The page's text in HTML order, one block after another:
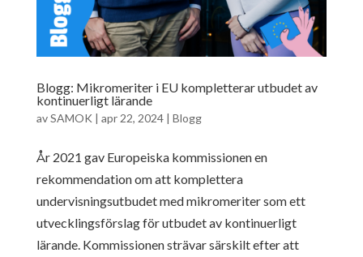
Blogg: Mikromeriter i EU kompletterar utbudet av
kontinuerligt lärande
avSAMOK | apr 22, 2024| Blogg
År 2021 gav Europeiska kommissionen en
rekommendation om att komplettera
undervisningsutbudet med mikromeriter som ett
utvecklingsförslag för utbudet av kontinuerligt
lärande. Kommissionen strävar särskilt efter att